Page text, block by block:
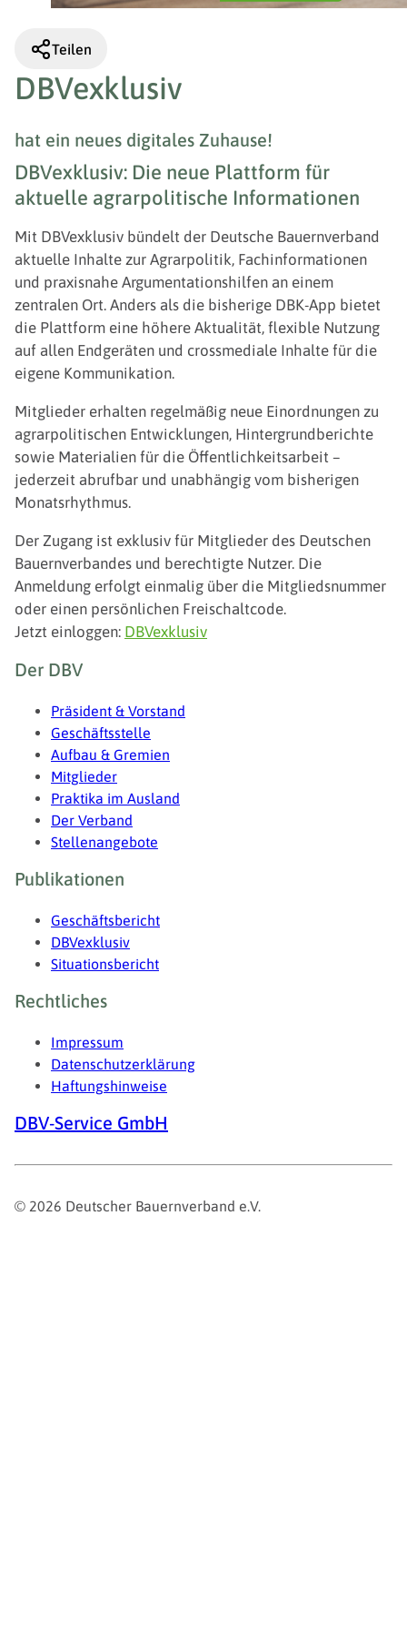
Teilen
DBVexklusiv
hat ein neues digitales Zuhause!
DBVexklusiv: Die neue Plattform für
aktuelle agrarpolitische Informationen
Mit DBVexklusiv bündelt der Deutsche Bauernverband
aktuelle Inhalte zur Agrarpolitik, Fachinformationen
und praxisnahe Argumentationshilfen an einem
zentralen Ort. Anders als die bisherige DBK-App bietet
die Plattform eine höhere Aktualität, flexible Nutzung
auf allen Endgeräten und crossmediale Inhalte für die
eigene Kommunikation.
Mitglieder erhalten regelmäßig neue Einordnungen zu
agrarpolitischen Entwicklungen, Hintergrundberichte
sowie Materialien für die Öffentlichkeitsarbeit –
jederzeit abrufbar und unabhängig vom bisherigen
Monatsrhythmus.
Der Zugang ist exklusiv für Mitglieder des Deutschen
Bauernverbandes und berechtigte Nutzer. Die
Anmeldung erfolgt einmalig über die Mitgliedsnummer
oder einen persönlichen Freischaltcode.
Jetzt einloggen: DBVexklusiv
Fußzeile
Der DBV
Präsident & Vorstand
Geschäftsstelle
Aufbau & Gremien
Mitglieder
Praktika im Ausland
Der Verband
Stellenangebote
Publikationen
Geschäftsbericht
DBVexklusiv
Situationsbericht
Rechtliches
Impressum
Datenschutzerklärung
Haftungshinweise
DBV-Service GmbH
© 2026 Deutscher Bauernverband e.V.